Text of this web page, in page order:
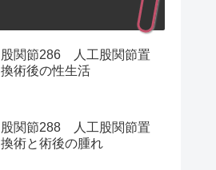
股関節286 人工股関節置
換術後の性生活
股関節288 人工股関節置
換術と術後の腫れ